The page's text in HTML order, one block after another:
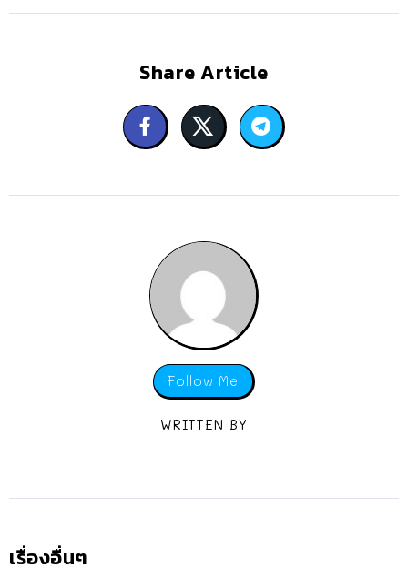
Share Article
Follow Me
WRITTEN BY
เรื่องอื่นๆ